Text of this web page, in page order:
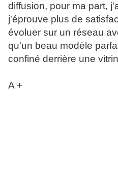
diffusion, pour ma part,
j'éprouve plus de
évoluer sur un réseau
qu'un beau modèle
confiné derrière une
A +